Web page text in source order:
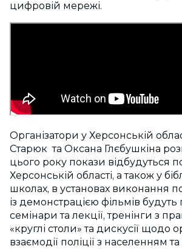
цифровій мережі.
Організатори у Херсонській
Старюк та Оксана Глєбушкіна
цього року покази відбудуться
Херсонській області, а також у
школах, в установах виконання
із демонстрацією фільмів будуть
семінари та лекції, тренінги з
«круглі столи» та дискусії щодо
взаємодії поліції з населенням